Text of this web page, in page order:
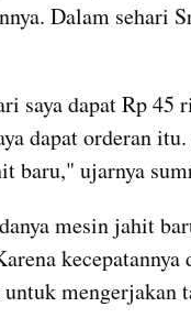
Dalam sehari
saya dapat Rp
dapat orderan
baru," ujarnya
mesin jahit
mengerjakan